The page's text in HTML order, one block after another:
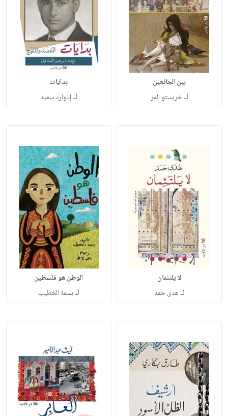
بين الجائعين
لـخريستو المر
بدايات
لـإدوارد سعيد
لا يلتئمان
لـ هدى حمد
الوطن هو فلسطين
لـ بسمة الخطيب